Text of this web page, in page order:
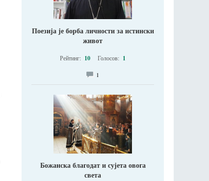
Поезија је борба личности за истински
живот
Рейтинг: 10 Голосов: 1
1
Божанска благодат и сујета овога
света